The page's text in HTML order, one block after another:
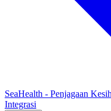
SeaHealth - Penjagaan
Integrasi